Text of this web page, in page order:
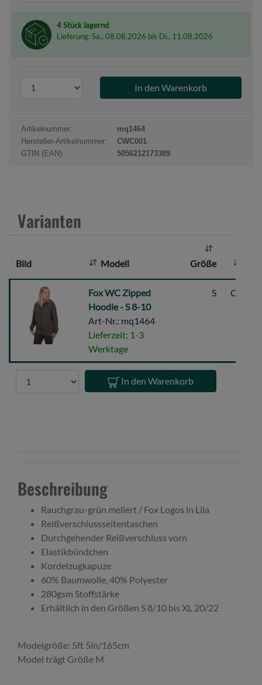
4 Stück lagernd
Lieferung: Sa., 08.08.2026 bis Di., 11.08.2026
r
d
u
k
a
:
Artikelnummer:
mq1464
Hersteller-Artikelnummer:
CWC001
GTIN (EAN):
5056212173389
Varianten
Bild Modell Größe
Zipped
Hoodie
S
Fox WC Zipped
Hoodie - S 8-10
Art-Nr.: mq1464
Lieferzeit: 1-3
Werktage
S Oliv/
In den Warenkorb
Beschreibung
Rauchgrau-grün meliert / Fox Logos in Lila
Reißverschlussseitentaschen
Durchgehender Reißverschluss vorn
Elastikbündchen
Kordelzugkapuze
60% Baumwolle, 40% Polyester
280gsm Stoffstärke
Erhältlich in den Größen S 8/10 bis XL 20/22
Modelgröße: 5ft 5in/165cm
Model trägt Größe M